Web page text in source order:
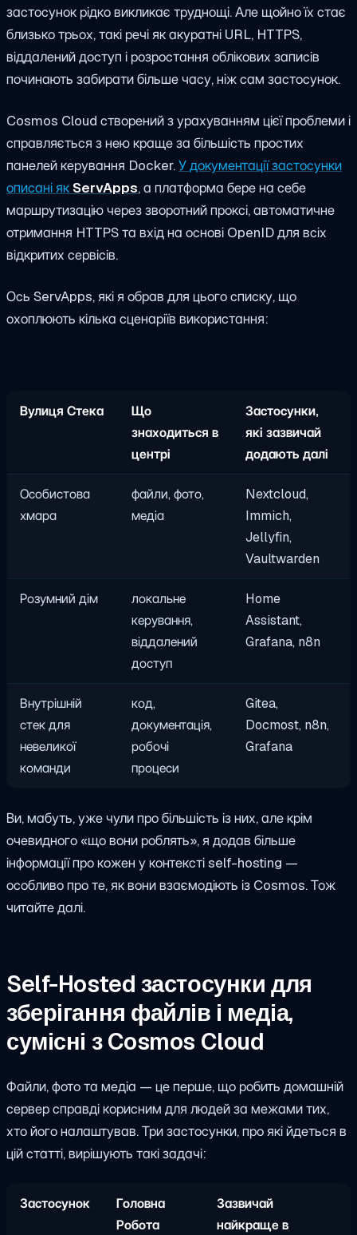
застосунок рідко викликає труднощі. Але щойно їх стає
близько трьох, такі речі як акуратні URL, HTTPS,
віддалений доступ і розростання облікових записів
починають забирати більше часу, ніж сам застосунок.
Cosmos Cloud створений з урахуванням цієї проблеми і
справляється з нею краще за більшість простих
панелей керування Docker.У документації застосунки
описані якServApps, а платформа бере на себе
маршрутизацію через зворотний проксі, автоматичне
отримання HTTPS та вхід на основі OpenID для всіх
відкритих сервісів.
Ось ServApps, які я обрав для цього списку, що
охоплюють кілька сценаріїв використання:
Вулиця Стека
Що
знаходиться в
центрі
Застосунки,
які зазвичай
додають далі
Особистова
хмара
файли, фото,
медіа
Nextcloud,
Immich,
Jellyfin,
Vaultwarden
Розумний дім
локальне
керування,
віддалений
доступ
Home
Assistant,
Grafana, n8n
Внутрішній
стек для
невеликої
команди
код,
документація,
робочі
процеси
Gitea,
Docmost, n8n,
Grafana
Ви, мабуть, уже чули про більшість із них, але крім
очевидного «що вони роблять», я додав більше
інформації про кожен у контексті self-hosting —
особливо про те, як вони взаємодіють із Cosmos. Тож
читайте далі.
Self-Hosted застосунки для
зберігання файлів і медіа,
сумісні з Cosmos Cloud
Файли, фото та медіа — це перше, що робить домашній
сервер справді корисним для людей за межами тих,
хто його налаштував. Три застосунки, про які йдеться в
цій статті, вирішують такі задачі:
Застосунок
Головна
Робота
Зазвичай
найкраще в